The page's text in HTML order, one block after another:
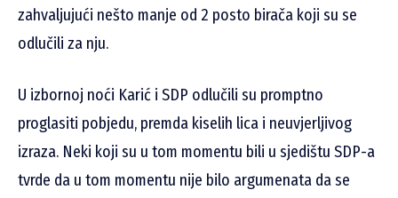
zahvaljujući nešto manje od 2 posto birača koji su se
odlučili za nju.
U izbornoj noći Karić i SDP odlučili su promptno
proglasiti pobjedu, premda kiselih lica i neuvjerljivog
izraza. Neki koji su u tom momentu bili u sjedištu SDP-a
tvrde da u tom momentu nije bilo argumenata da se